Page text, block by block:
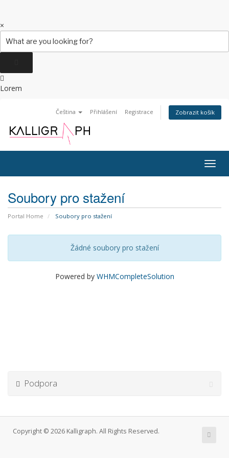
for:
×
Lorem
Čeština Přihlášení Registrace Zobrazit košík
Soubory pro stažení
Portal Home Soubory pro stažení
Žádné soubory pro stažení
Powered by WHMCompleteSolution
Podpora
Copyright © 2026 Kalligraph. All Rights Reserved.